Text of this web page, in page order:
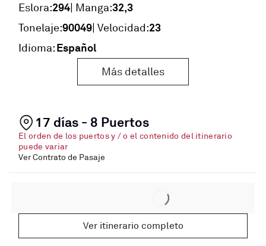
Eslora:294| Manga:32,3
Tonelaje:90049| Velocidad:23
Idioma:Español
Más detalles
17 días - 8 Puertos
El orden de los puertos y / o el contenido del itinerario
puede variar
Ver Contrato de Pasaje
Ver itinerario completo